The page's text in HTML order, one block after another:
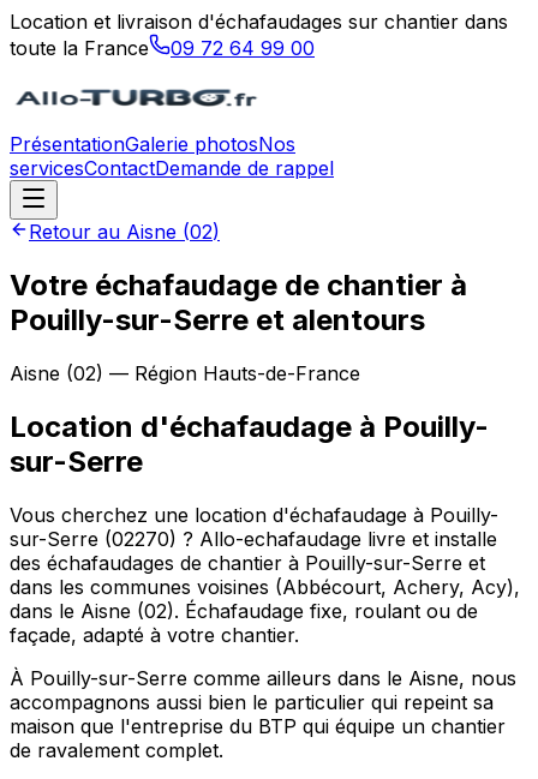
Location et livraison d'échafaudages sur chantier dans
toute la France
09 72 64 99 00
PrésentationGalerie photosNos
servicesContactDemande de rappel
Retour au Aisne (02)
Votre échafaudage de chantier à
Pouilly-sur-Serre et alentours
Aisne (02) — Région Hauts-de-France
Location d'échafaudage à Pouilly-
sur-Serre
Vous cherchez une location d'échafaudage à Pouilly-
sur-Serre (02270) ? Allo-echafaudage livre et installe
des échafaudages de chantier à Pouilly-sur-Serre et
dans les communes voisines (Abbécourt, Achery, Acy),
dans le Aisne (02). Échafaudage fixe, roulant ou de
façade, adapté à votre chantier.
À Pouilly-sur-Serre comme ailleurs dans le Aisne, nous
accompagnons aussi bien le particulier qui repeint sa
maison que l'entreprise du BTP qui équipe un chantier
de ravalement complet.